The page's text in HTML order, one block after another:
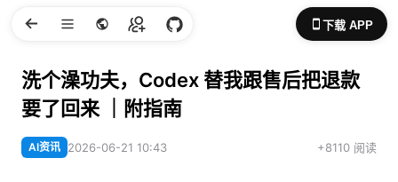
下载 APP
洗个澡功夫，Codex 替我跟售后把退款
要了回来 ｜附指南
AI资讯 2026-06-21 10:43 +8110 阅读